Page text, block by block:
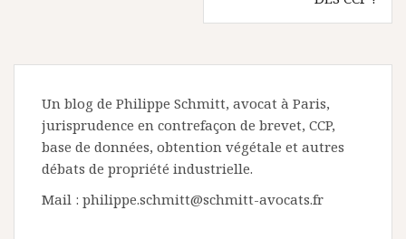
Un blog de Philippe Schmitt, avocat à Paris,
jurisprudence en contrefaçon de brevet, CCP,
base de données, obtention végétale et autres
débats de propriété industrielle.
Mail : philippe.schmitt@schmitt-avocats.fr